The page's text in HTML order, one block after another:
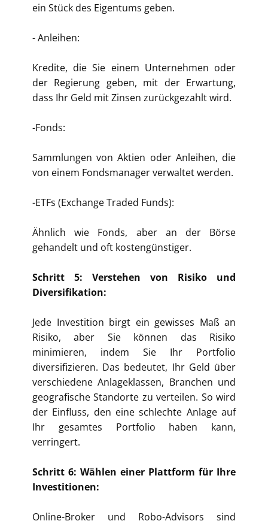
ein Stück des Eigentums geben.
- Anleihen:
Kredite, die Sie einem Unternehmen oder
der Regierung geben, mit der Erwartung,
dass Ihr Geld mit Zinsen zurückgezahlt wird.
-Fonds:
Sammlungen von Aktien oder Anleihen, die
von einem Fondsmanager verwaltet werden.
-ETFs (Exchange Traded Funds):
Ähnlich wie Fonds, aber an der Börse
gehandelt und oft kostengünstiger.
Schritt 5: Verstehen von Risiko und
Diversifikation:
Jede Investition birgt ein gewisses Maß an
Risiko, aber Sie können das Risiko
minimieren, indem Sie Ihr Portfolio
diversifizieren. Das bedeutet, Ihr Geld über
verschiedene Anlageklassen, Branchen und
geografische Standorte zu verteilen. So wird
der Einfluss, den eine schlechte Anlage auf
Ihr gesamtes Portfolio haben kann,
verringert.
Schritt 6: Wählen einer Plattform für Ihre
Investitionen:
Online-Broker und Robo-Advisors sind